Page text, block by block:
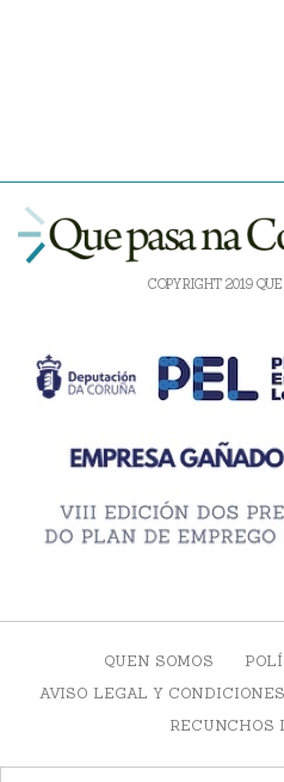
COPYRIGHT 2019
QUEN SOMOS
AVISO LEGAL Y
RECUNCHOS